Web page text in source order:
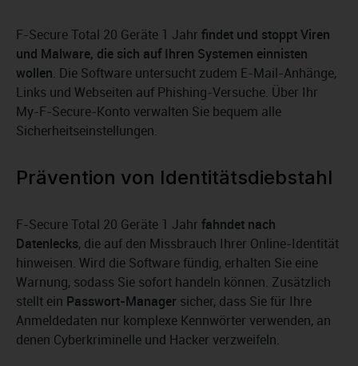
F-Secure Total 20 Geräte 1 Jahr findet und stoppt Viren
und Malware, die sich auf Ihren Systemen einnisten
wollen. Die Software untersucht zudem E-Mail-Anhänge,
Links und Webseiten auf Phishing-Versuche. Über Ihr
My-F-Secure-Konto verwalten Sie bequem alle
Sicherheitseinstellungen.
Prävention von Identitätsdiebstahl
F-Secure Total 20 Geräte 1 Jahr fahndet nach
Datenlecks, die auf den Missbrauch Ihrer Online-Identität
hinweisen. Wird die Software fündig, erhalten Sie eine
Warnung, sodass Sie sofort handeln können. Zusätzlich
stellt ein Passwort-Manager sicher, dass Sie für Ihre
Anmeldedaten nur komplexe Kennwörter verwenden, an
denen Cyberkriminelle und Hacker verzweifeln.